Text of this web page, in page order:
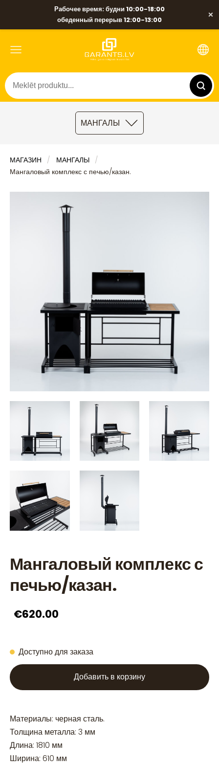
Рабочее время: будни 10:00-18:00
обеденный перерыв 12:00-13:00
×
МАНГАЛЫ
МАГАЗИН
МАНГАЛЫ
Мангаловый комплекс с печью/казан.
Мангаловый комплекс с
печью/казан.
€620.00
Доступно для заказа
Добавить в корзину
Материалы: черная сталь.
Толщина металла: 3 мм
Длина: 1810 мм
Ширина: 610 мм